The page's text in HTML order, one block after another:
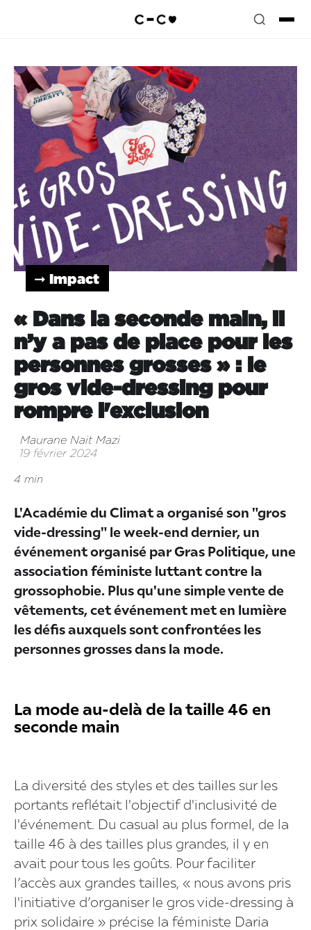
➞ Impact
« Dans la seconde main, il
n’y a pas de place pour les
personnes grosses » : le
gros vide-dressing pour
rompre l'exclusion
Maurane Nait Mazi
19 février 2024
4 min
L'Académie du Climat a organisé son "gros
vide-dressing" le week-end dernier, un
événement organisé par Gras Politique, une
association féministe luttant contre la
grossophobie. Plus qu'une simple vente de
vêtements, cet événement met en lumière
les défis auxquels sont confrontées les
personnes grosses dans la mode.
La mode au-delà de la taille 46 en
seconde main
La diversité des styles et des tailles sur les
portants reflétait l'objectif d'inclusivité de
l'événement. Du casual au plus formel, de la
taille 46 à des tailles plus grandes, il y en
avait pour tous les goûts. Pour faciliter
l’accès aux grandes tailles, « nous avons pris
l'initiative d’organiser le gros vide-dressing à
prix solidaire » précise la féministe Daria